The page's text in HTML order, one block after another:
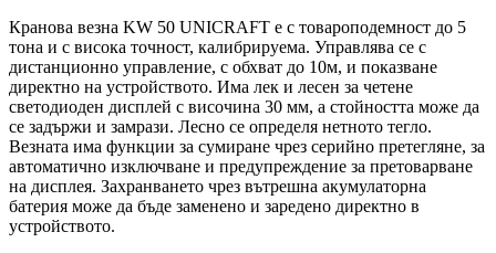
Кранова везна KW 50 UNICRAFT е с товароподемност до 5
тона и с висока точност, калибрируема. Управлява се с
дистанционно управление, с обхват до 10м, и показване
директно на устройството. Има лек и лесен за четене
светодиоден дисплей с височина 30 мм, а стойността може да
се задържи и замрази. Лесно се определя нетното тегло.
Везната има функции за сумиране чрез серийно претегляне, за
автоматично изключване и предупреждение за претоварване
на дисплея. Захранването чрез вътрешна акумулаторна
батерия може да бъде заменено и заредено директно в
устройството.